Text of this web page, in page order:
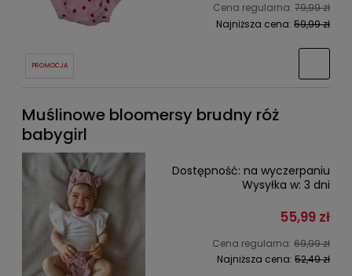
Cena regularna: 79,99 zł
Najniższa cena: 59,99 zł
PROMOCJA
Muślinowe bloomersy brudny róż
babygirl
Dostępność: na wyczerpaniu
Wysyłka w: 3 dni
55,99 zł
Cena regularna: 69,99 zł
Najniższa cena: 52,49 zł